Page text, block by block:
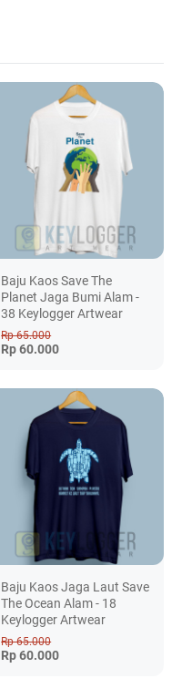
Baju Kaos Save The
Planet Jaga Bumi Alam -
38 Keylogger Artwear
Rp 65.000
Rp 60.000
Baju Kaos Jaga Laut Save
The Ocean Alam - 18
Keylogger Artwear
Rp 65.000
Rp 60.000